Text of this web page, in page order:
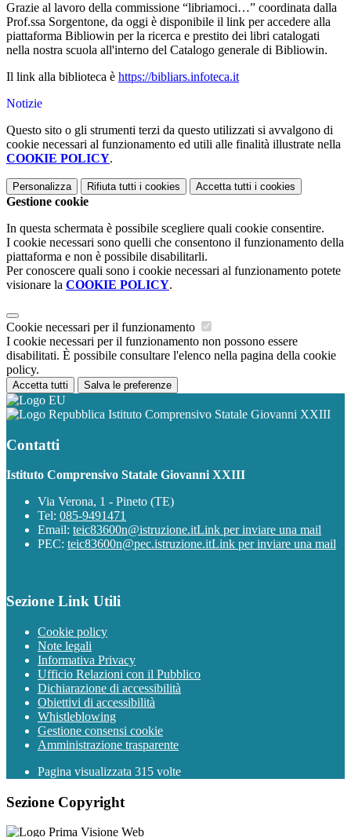
Grazie al lavoro della commissione “libriamoci…” coordinata dalla
Prof.ssa Sorgentone, da oggi è disponibile il link per accedere alla
piattaforma Bibliowin per la ricerca e prestito dei libri catalogati
nella nostra scuola all'interno del Catalogo generale di Bibliowin.
Il link alla biblioteca è https://bibliars.infoteca.it
Notizie
Questo sito o gli strumenti terzi da questo utilizzati si avvalgono di
cookie necessari al funzionamento ed utili alle finalità illustrate nella
COOKIE POLICY.
Personalizza Rifiuta tutti i cookies Accetta tutti i cookies
Gestione cookie
In questa schermata è possibile scegliere quali cookie consentire.
I cookie necessari sono quelli che consentono il funzionamento della
piattaforma e non è possibile disabilitarli.
Per conoscere quali sono i cookie necessari al funzionamento potete
visionare la COOKIE POLICY.
Cookie necessari per il funzionamento
I cookie necessari per il funzionamento non possono essere
disabilitati. È possibile consultare l'elenco nella pagina della cookie
policy.
Accetta tutti Salva le preferenze
Istituto Comprensivo Statale Giovanni XXIII
Contatti
Istituto Comprensivo Statale Giovanni XXIII
Via Verona, 1 - Pineto (TE)
Tel: 085-9491471
Email: teic83600n@istruzione.itLink per inviare una mail
PEC: teic83600n@pec.istruzione.itLink per inviare una mail
Sezione Link Utili
Cookie policy
Note legali
Informativa Privacy
Ufficio Relazioni con il Pubblico
Dichiarazione di accessibilità
Obiettivi di accessibilità
Whistleblowing
Gestione consensi cookie
Amministrazione trasparente
Pagina visualizzata 315 volte
Sezione Copyright